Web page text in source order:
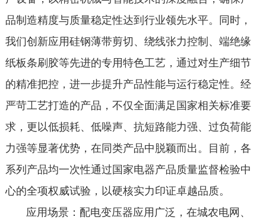
品制造精度与质量稳定性达到行业领先水平。同时，
我们创新应用硅钢薄带剪切、绕线张力控制、端绝缘
纸板条刷胶等先进的专用特色工艺，通过对生产细节
的精准把控，进一步提升产品性能与运行稳定性。经
严苛工艺打造的产品，不仅全面满足国家相关标准要
求，更以低损耗、低噪声、抗短路能力强、过负荷能
力强等显著优势，在同类产品中脱颖而出。目前，各
系列产品均一次性通过国家电器产品质量监督检验中
心的全项权威试验，以硬核实力印证卓越品质。
应用场景：配电变压器应用广泛，在城农电网、